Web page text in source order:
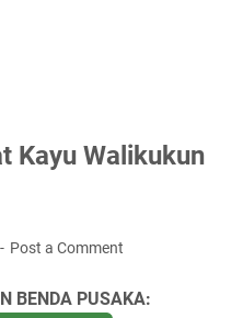
Kayu Walikukun
Post a Comment
BENDA PUSAKA: